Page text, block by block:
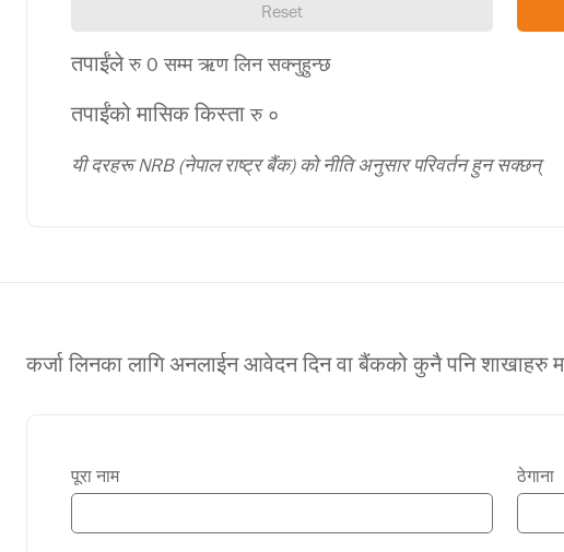
Reset
तपाईंलेरु 0 सम्म ऋण लिन सक्नुहुन्छ
तपाईंको मासिक किस्ता रु ०
यी दरहरू NRB (नेपाल राष्ट्र बैंक) को नीति अनुसार परिवर्तन हुन सक्छन्
कर्जा लिनका लागि अनलाईन आवेदन दिन वा बैंकको कुनै पनि शाखाहरु
पूरा नाम ठेगाना